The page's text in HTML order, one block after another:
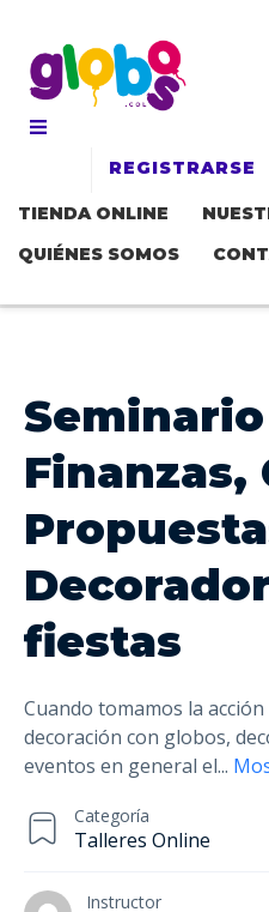
REGISTRARSE
TIENDA ONLINE
QUIÉNES SOMOS
Categoría
Talleres Online
Instructor
Finanzas,
fiestas
Cuando tomamos la
decoración con globos,
eventos en general el...